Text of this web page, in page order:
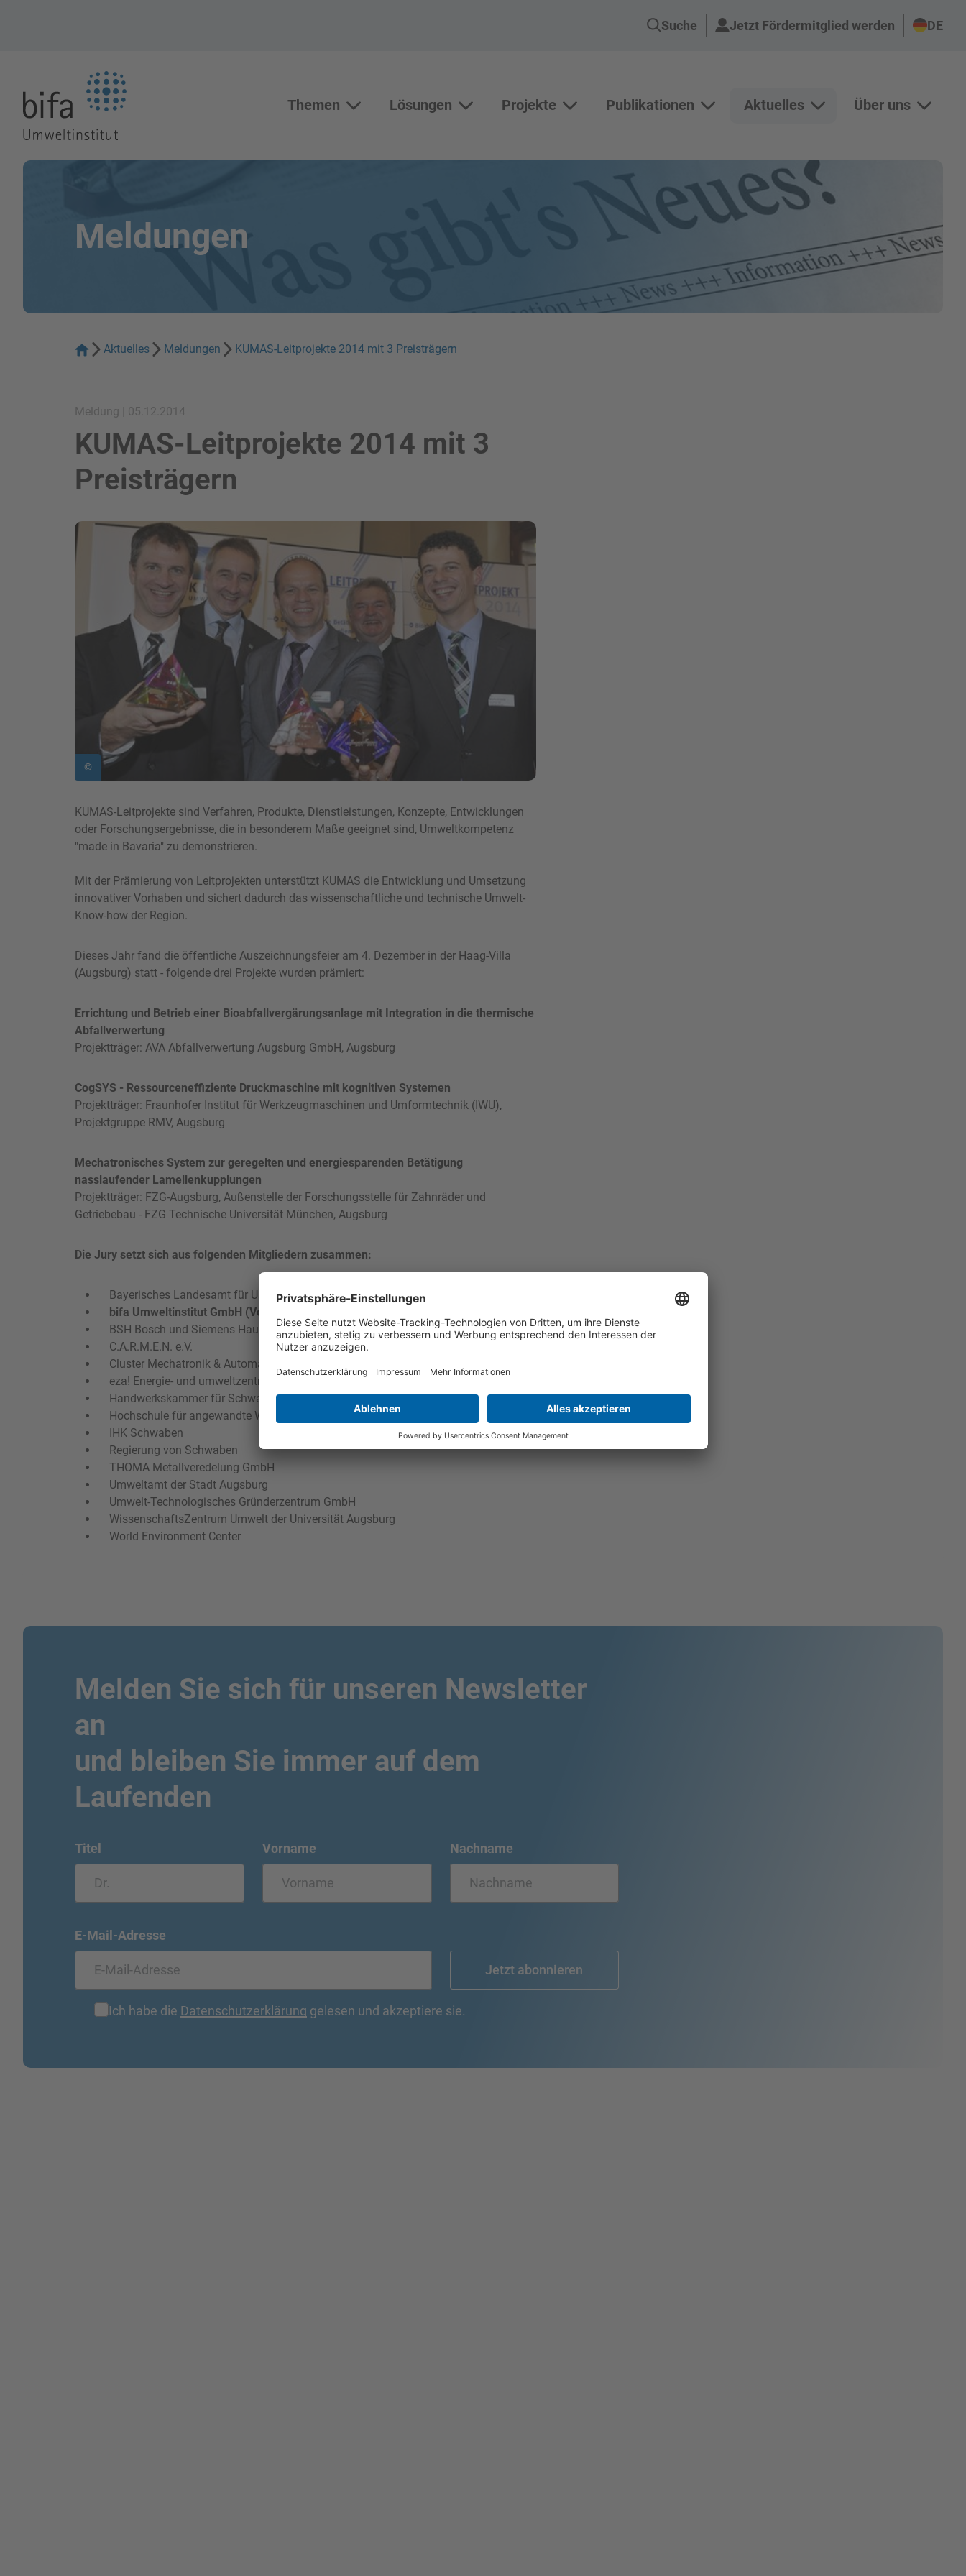
Suche Jetzt Fördermitglied werden DE
Themen
Themen Lösungen
Lösungen Unterseiten von Projekte anzeigen
Projekte Unterseiten von Publikationen anzeigen
Publikationen Unterseiten von Aktuelles
Aktuelles Über uns
Meldungen
Aktuelles Meldungen KUMAS-Leitprojekte 2014 mit 3 Preisträgern
Meldung | 05.12.2014
KUMAS-Leitprojekte 2014 mit 3
Preisträgern
Bild in Lightbox zeigen
©
KUMAS-Leitprojekte sind Verfahren, Produkte, Dienstleistungen, Konzepte, Entwicklungen
oder Forschungsergebnisse, die in besonderem Maße geeignet sind, Umweltkompetenz
"made in Bavaria" zu demonstrieren.
Mit der Prämierung von Leitprojekten unterstützt KUMAS die Entwicklung und Umsetzung
innovativer Vorhaben und sichert dadurch das wissenschaftliche und technische Umwelt-
Know-how der Region.
Dieses Jahr fand die öffentliche Auszeichnungsfeier am 4. Dezember in der Haag-Villa
(Augsburg) statt - folgende drei Projekte wurden prämiert:
Errichtung und Betrieb einer Bioabfallvergärungsanlage mit Integration in die thermische
Abfallverwertung
Projektträger: AVA Abfallverwertung Augsburg GmbH, Augsburg
CogSYS - Ressourceneffiziente Druckmaschine mit kognitiven Systemen
Projektträger: Fraunhofer Institut für Werkzeugmaschinen und Umformtechnik (IWU),
Projektgruppe RMV, Augsburg
Mechatronisches System zur geregelten und energiesparenden Betätigung
nasslaufender Lamellenkupplungen
Projektträger: FZG-Augsburg, Außenstelle der Forschungsstelle für Zahnräder und
Getriebebau - FZG Technische Universität München, Augsburg
Die Jury setzt sich aus folgenden Mitgliedern zusammen:
Bayerisches Landesamt für Umwelt
bifa Umweltinstitut GmbH (Vorsitzender der Jury: Prof. Dr. Wolfgang Rommel)
BSH Bosch und Siemens Hausgeräte GmbH
C.A.R.M.E.N. e.V.
Cluster Mechatronik & Automation e.V.
eza! Energie- und umweltzentrum Allgäu gGmbH
Handwerkskammer für Schwaben
Hochschule für angewandte Wissenschaften, Fachhochschule Augsburg
IHK Schwaben
Regierung von Schwaben
THOMA Metallveredelung GmbH
Umweltamt der Stadt Augsburg
Umwelt-Technologisches Gründerzentrum GmbH
WissenschaftsZentrum Umwelt der Universität Augsburg
World Environment Center
Melden Sie sich für unseren Newsletter
an
und bleiben Sie immer auf dem
Laufenden
Titel Vorname Nachname
E-Mail-Adresse
Ich habe die Datenschutzerklärung gelesen und akzeptiere sie.
Jetzt abonnieren